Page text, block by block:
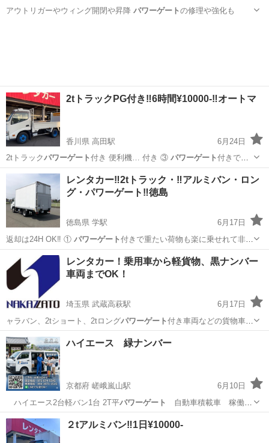
アウトリガーやウィング開閉や昇降 パワーゲートの修理や強化も
2tトラックPG付き‼️6時間¥10000-‼️オートマ
香川県 高田駅
6月24日
2tトラックパワーゲート付き 便利機… 付き ③ パワーゲート付きで重
たい荷…
香川 高松市 高田駅 引っ越し マンスリー
レンタカー‼️2tトラック・‼️アルミバン・ロン
グ・パワーゲート‼️徳島
徳島県 学駅
6月17日
️返却は24H OK‼️ ① パワーゲート付きで重たい荷物も楽に乗せれて非
常…
阿波市 学駅 引っ越し パワーゲート
レンタカー！乗用車から軽貨物、黒ナンバー
車両までOK！
埼玉県 武蔵高萩駅
6月17日
ャラバン、2tショート、2tロングパワーゲート付き車両などの貨物車両
を取り揃えて…
埼玉 日高市 武蔵高萩駅 その他
ハイエース 緑ナンバー
京都府 嵯峨嵐山駅
6月10日
ハイエース2台軽バン1台 2T平パワーゲート
自動車積載車 稼働可
能 ペット（…
京都 京都市 運搬代行
２tアルミバン‼️1日¥10000-